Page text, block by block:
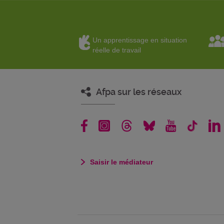
Un apprentissage en situation
réelle de travail
Afpa sur les réseaux
Saisir le médiateur